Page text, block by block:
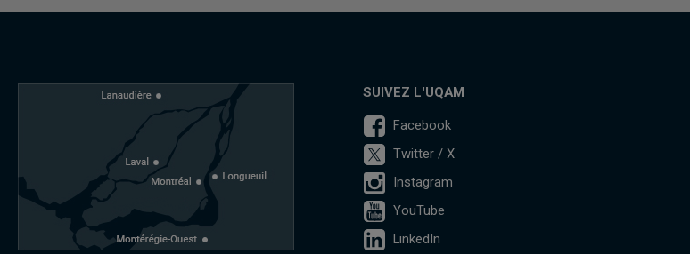
SUIVEZ L'UQAM
Facebook
Twitter / X
Instagram
YouTube
LinkedIn